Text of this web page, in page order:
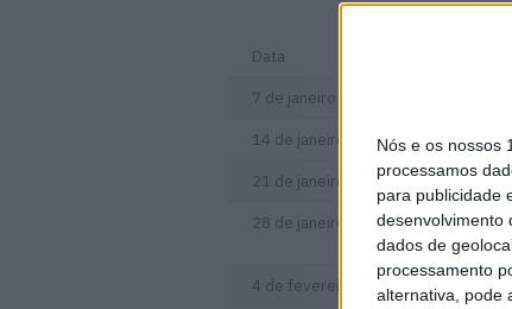
Nós e os nossos
processamos
para publicidade
desenvolvimento
dados de
processamento
alternativa, pode
Data
7 de janeiro de 2017
14 de janeiro de 2017
21 de janeiro de 2017
28 de janeiro de 2017
4 de fevereiro de 2017